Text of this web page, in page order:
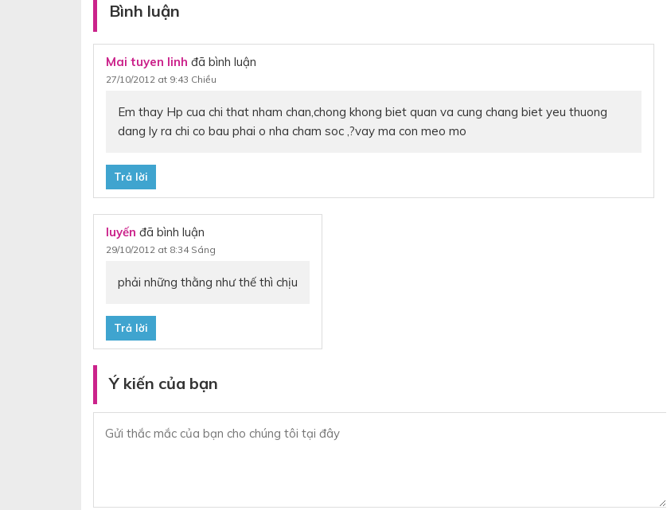
Bình luận
Mai tuyen linh đã bình luận
27/10/2012 at 9:43 Chiều
Em thay Hp cua chi that nham chan,chong khong biet quan va cung chang biet yeu thuong
dang ly ra chi co bau phai o nha cham soc ,?vay ma con meo mo
Trả lời
luyến đã bình luận
29/10/2012 at 8:34 Sáng
phải những thằng như thế thì chịu
Trả lời
Ý kiến của bạn